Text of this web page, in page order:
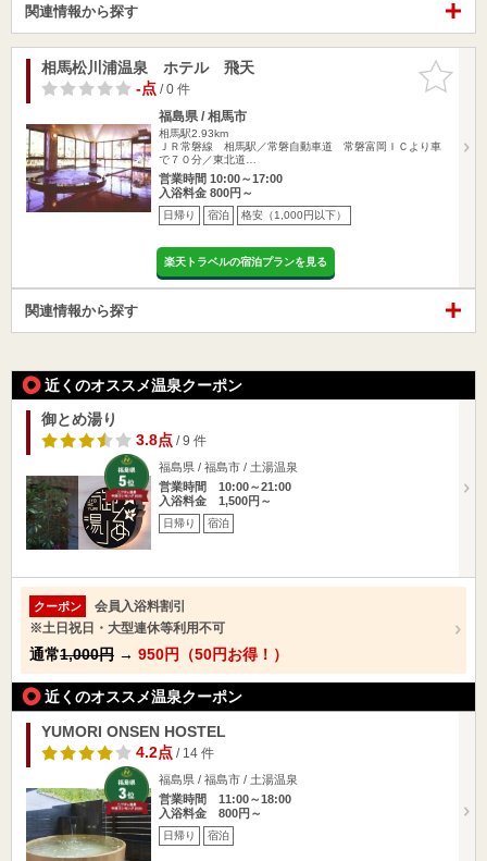
関連情報から探す
お気に入
りに追加
相馬松川浦温泉 ホテル 飛天
-点/ 0 件
福島県 / 相馬市
相馬駅2.93km
ＪＲ常磐線 相馬駅／常磐自動車道 常磐富岡ＩＣより車
で７０分／東北道…
営業時間 10:00～17:00
入浴料金 800円～
日帰り 宿泊 格安（1,000円以下）
楽天トラベルの宿泊プランを見る
関連情報から探す
近くのオススメ温泉クーポン
御とめ湯り
3.8点/ 9 件
福島県 / 福島市 / 土湯温泉
営業時間 10:00～21:00
入浴料金 1,500円～
日帰り 宿泊
クーポン
会員入浴料割引
※土日祝日・大型連休等利用不可
通常1,000円 → 950円（50円お得！）
近くのオススメ温泉クーポン
YUMORI ONSEN HOSTEL
4.2点/ 14 件
福島県 / 福島市 / 土湯温泉
営業時間 11:00～18:00
入浴料金 800円～
日帰り 宿泊